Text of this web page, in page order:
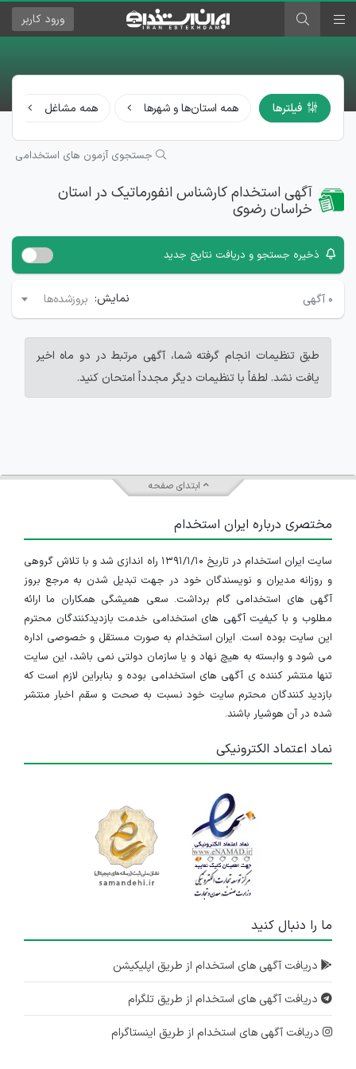
ورود کاربر
فیلترها همه استان‌ها و شهرها همه مشاغل
جستجوی آزمون های استخدامی
آگهی استخدام کارشناس انفورماتیک در استان
خراسان رضوی
ذخیره جستجو و دریافت نتایج جدید
۰ آگهی نمایش: بروزشده‌ها
طبق تنظیمات انجام گرفته شما، آگهی مرتبط در دو ماه اخیر
یافت نشد. لطفاً با تنظیمات دیگر مجدداً امتحان کنید.
ابتدای صفحه
مختصری درباره ایران استخدام
سایت ایران استخدام در تاریخ ۱۳۹۱/۱/۱۰ راه اندازی شد و با تلاش گروهی
و روزانه مدیران و نویسندگان خود در جهت تبدیل شدن به مرجع بروز
آگهی های استخدامی گام برداشت. سعی همیشگی همکاران ما ارائه
مطلوب و با کیفیت آگهی های استخدامی خدمت بازدیدکنندگان محترم
این سایت بوده است. ایران استخدام به صورت مستقل و خصوصی اداره
می شود و وابسته به هیچ نهاد و یا سازمان دولتی نمی باشد، این سایت
تنها منتشر کننده ی آگهی های استخدامی بوده و بنابراین لازم است که
بازدید کنندگان محترم سایت خود نسبت به صحت و سقم اخبار منتشر
شده در آن هوشیار باشند.
نماد اعتماد الکترونیکی
ما را دنبال کنید
دریافت آگهی های استخدام از طریق اپلیکیشن
دریافت آگهی های استخدام از طریق تلگرام
دریافت آگهی های استخدام از طریق اینستاگرام